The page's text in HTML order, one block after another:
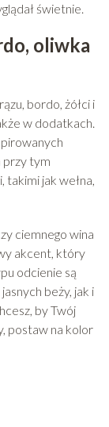
świetnie.
oliwka
bordo, żółci i
w dodatkach.
przy tym
takimi jak wełna,
ciemnego wina
akcent, który
odcienie są
beży, jak i
by Twój
postaw na kolor